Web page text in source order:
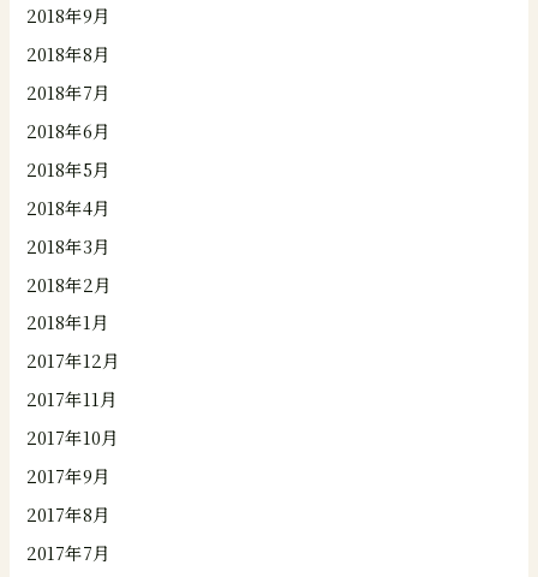
2018年9月
2018年8月
2018年7月
2018年6月
2018年5月
2018年4月
2018年3月
2018年2月
2018年1月
2017年12月
2017年11月
2017年10月
2017年9月
2017年8月
2017年7月